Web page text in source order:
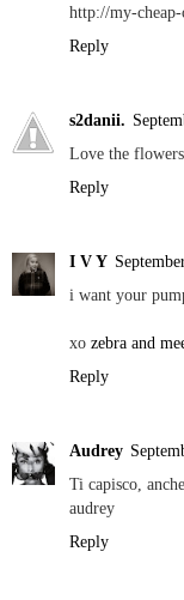
http://my-
Reply
s2danii.
Love the
Reply
I V Y
i want your
xo zebra and
Reply
Audrey
Ti capisco,
audrey
Reply